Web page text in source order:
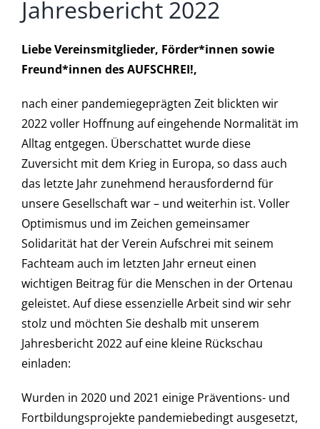
Jahresbericht 2022
Liebe Vereinsmitglieder, Förder*innen sowie
Freund*innen des AUFSCHREI!,
nach einer pandemiegeprägten Zeit blickten wir
2022 voller Hoffnung auf eingehende Normalität im
Alltag entgegen. Überschattet wurde diese
Zuversicht mit dem Krieg in Europa, so dass auch
das letzte Jahr zunehmend herausfordernd für
unsere Gesellschaft war – und weiterhin ist. Voller
Optimismus und im Zeichen gemeinsamer
Solidarität hat der Verein Aufschrei mit seinem
Fachteam auch im letzten Jahr erneut einen
wichtigen Beitrag für die Menschen in der Ortenau
geleistet. Auf diese essenzielle Arbeit sind wir sehr
stolz und möchten Sie deshalb mit unserem
Jahresbericht 2022 auf eine kleine Rückschau
einladen:
Wurden in 2020 und 2021 einige Präventions- und
Fortbildungsprojekte pandemiebedingt ausgesetzt,